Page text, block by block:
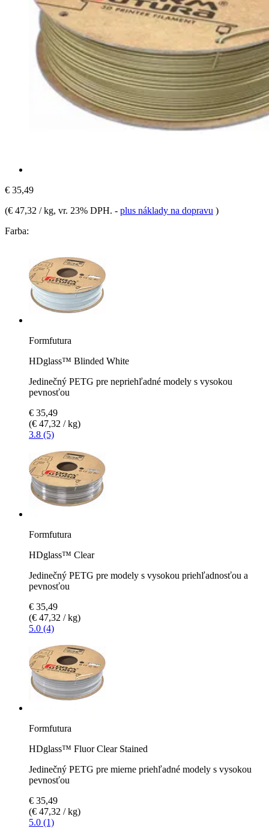
€ 35,49
(€ 47,32 / kg, vr. 23% DPH. - plus náklady na dopravu )
Farba:
Formfutura
HDglass™ Blinded White
Jedinečný PETG pre nepriehľadné modely s vysokou
pevnosťou
€ 35,49
(€ 47,32 / kg)
3.8 (5)
Formfutura
HDglass™ Clear
Jedinečný PETG pre modely s vysokou priehľadnosťou a
pevnosťou
€ 35,49
(€ 47,32 / kg)
5.0 (4)
Formfutura
HDglass™ Fluor Clear Stained
Jedinečný PETG pre mierne priehľadné modely s vysokou
pevnosťou
€ 35,49
(€ 47,32 / kg)
5.0 (1)